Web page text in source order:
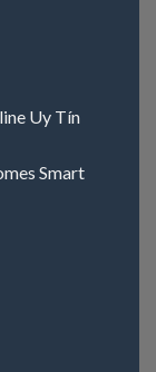
Uy Tín
Smart